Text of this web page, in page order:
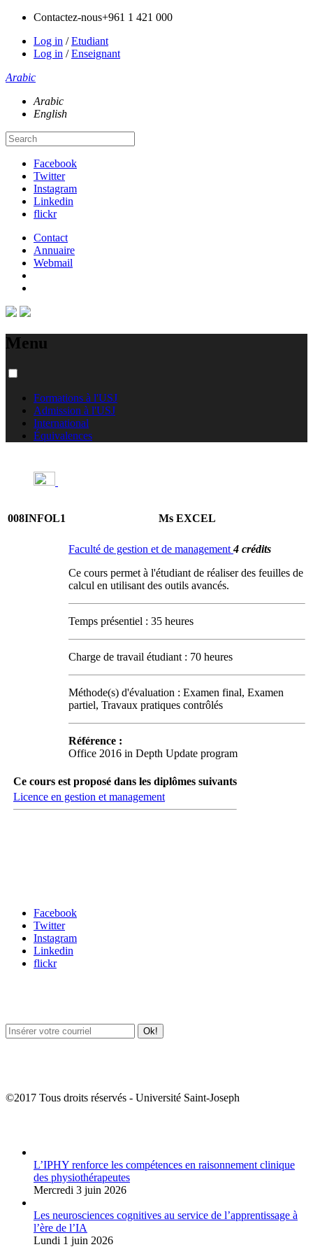
Contactez-nous+961 1 421 000
Log in /Etudiant
Log in /Enseignant
Arabic
Arabic
English
Facebook
Twitter
Instagram
Linkedin
flickr
Contact
Annuaire
Webmail
Menu
Formations à l'USJ
Admission à l'USJ
International
Équivalences
008INFOL1 Ms EXCEL
Faculté de gestion et de management4 crédits
Ce cours permet à l'étudiant de réaliser des feuilles de
calcul en utilisant des outils avancés.
Temps présentiel : 35 heures
Charge de travail étudiant : 70 heures
Méthode(s) d'évaluation : Examen final, Examen
partiel, Travaux pratiques contrôlés
Référence :
Office 2016 in Depth Update program
Ce cours est proposé dans les diplômes suivants
Licence en gestion et management
Facebook
Twitter
Instagram
Linkedin
flickr
©2017 Tous droits réservés - Université Saint-Joseph
L’IPHY renforce les compétences en raisonnement clinique
des physiothérapeutes
Mercredi 3 juin 2026
Les neurosciences cognitives au service de l’apprentissage à
l’ère de l’IA
Lundi 1 juin 2026